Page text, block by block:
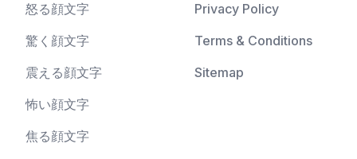
怒る顔文字
驚く顔文字
震える顔文字
怖い顔文字
焦る顔文字
Privacy Policy
Terms & Conditions
Sitemap